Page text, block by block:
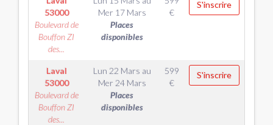
53000
Boulevard de
Bouffon ZI
des...
Mer 17 Mars
Places
disponibles
€
S'inscrire
Laval
53000
Boulevard de
Bouffon ZI
des...
Lun 22 Mars au
Mer 24 Mars
Places
disponibles
599
€
S'inscrire